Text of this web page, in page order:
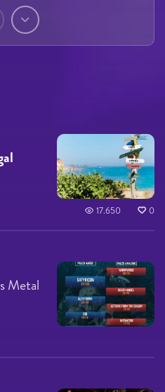
17.650 0
Metal